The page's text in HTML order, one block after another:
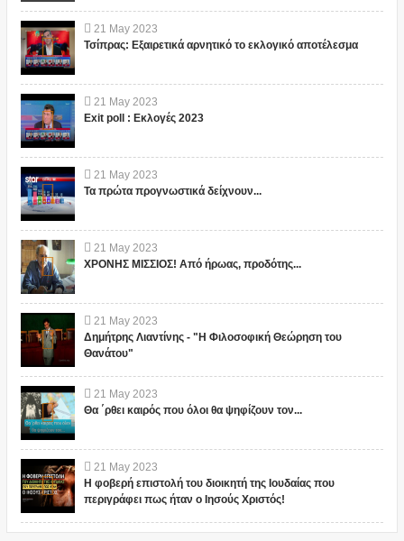
21 May 2023
Τσίπρας: Εξαιρετικά αρνητικό το εκλογικό αποτέλεσμα
21 May 2023
Exit poll : Εκλογές 2023
21 May 2023
Τα πρώτα προγνωστικά δείχνουν...
21 May 2023
ΧΡΟΝΗΣ ΜΙΣΣΙΟΣ! Από ήρωας, προδότης...
21 May 2023
Δημήτρης Λιαντίνης - "Η Φιλοσοφική Θεώρηση του
Θανάτου"
21 May 2023
Θα ΄ρθει καιρός που όλοι θα ψηφίζουν τον...
21 May 2023
Η φοβερή επιστολή του διοικητή της Ιουδαίας που
περιγράφει πως ήταν ο Ιησούς Χριστός!